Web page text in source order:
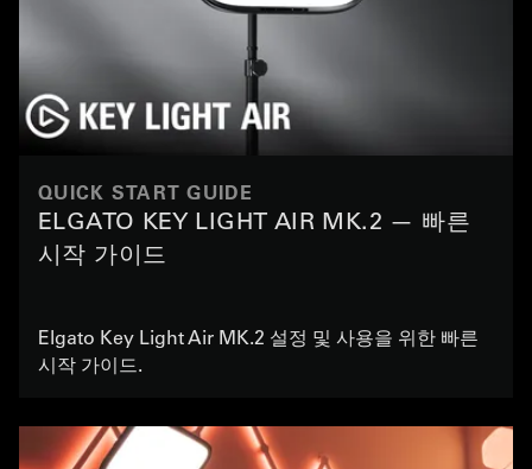
QUICK START GUIDE
ELGATO KEY LIGHT AIR MK.2 — 빠른
시작 가이드
Elgato Key Light Air MK.2 설정 및 사용을 위한 빠른
시작 가이드.